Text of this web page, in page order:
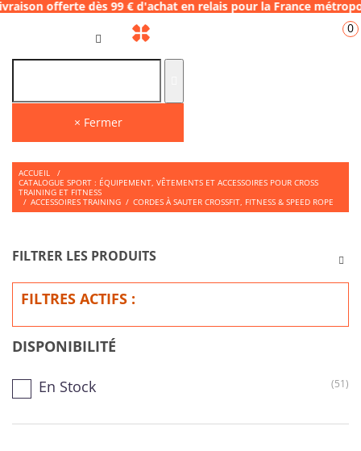
99 € d'achat en relais pour la France
× Fermer
0
ACCUEIL
/
CATALOGUE SPORT : ÉQUIPEMENT, VÊTEMENTS ET ACCESSOIRES POUR CROSS
TRAINING ET FITNESS
/ ACCESSOIRES TRAINING / CORDES À SAUTER CROSSFIT, FITNESS & SPEED ROPE
FILTRER LES PRODUITS
FILTRES ACTIFS :
DISPONIBILITÉ
En Stock (51)